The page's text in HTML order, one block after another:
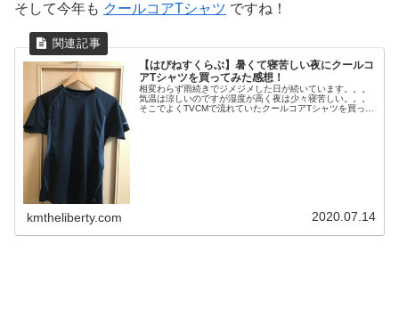
そして今年も クールコアTシャツ ですね！
【はぴねすくらぶ】暑くて寝苦しい夜にクールコ
アTシャツを買ってみた感想！
相変わらず雨続きでジメジメした日が続いています。。。
気温は涼しいのですが湿度が高く夜は少々寝苦しい。。。
そこでよくTVCMで流れていたクールコアTシャツを買って
kmtheliberty.com 2020.07.14